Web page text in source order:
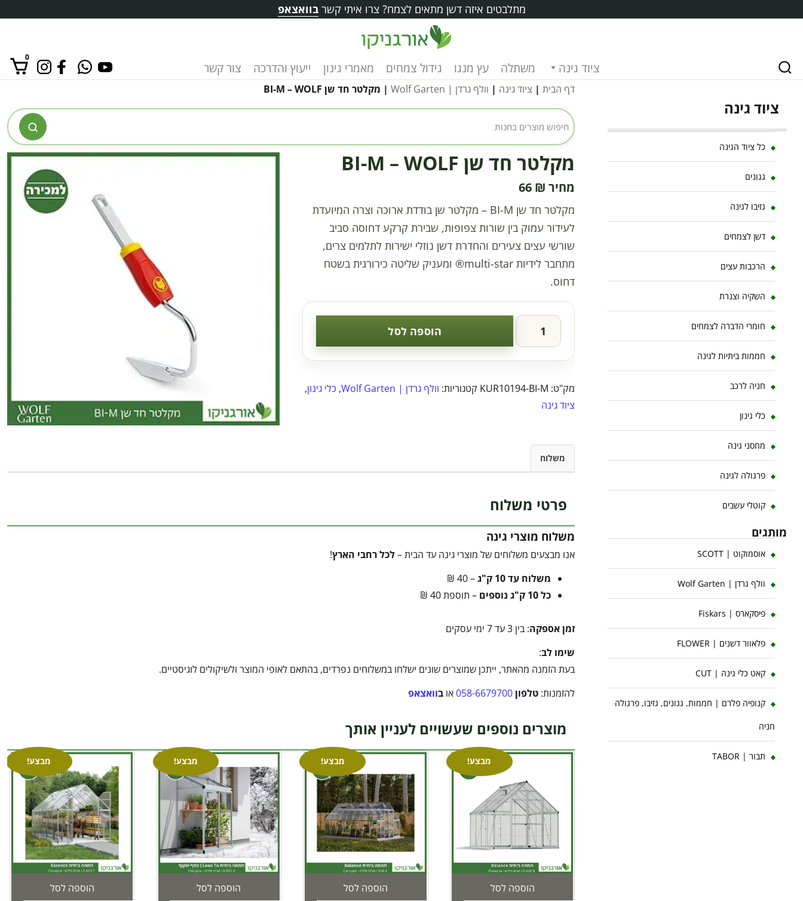
מתלבטים איזה דשן מתאים לצמח? צרו איתי קשרבוואצאפ
ציוד גינה משתלה עץ מנגו גידול צמחים מאמרי גינון ייעוץ והדרכה צור קשר
0
דף הבית| ציוד גינה | וולף גרדן | Wolf Garten | מקלטר חד שן BI-M – WOLF
מקלטר חד שן BI-M – WOLF
66 ₪
מקלטר חד שן BI-M – מקלטר שן בודדת ארוכה וצרה המיועדת
לעידור עמוק בין שורות צפופות, שבירת קרקע דחוסה סביב
שורשי עצים צעירים והחדרת דשן נוזלי ישירות לתלמים צרים,
מתחבר לידיות multi-star® ומעניק שליטה כירורגית בשטח
דחוס.
שן
BI-
WOLF
הוספה לסל
מק"ט: KUR10194-BI-M קטגוריות: וולף גרדן | Wolf Garten , כלי גינון,
ציוד גינה
משלוח
פרטי משלוח
משלוח מוצרי גינה
אנו מבצעים משלוחים של מוצרי גינה עד הבית –לכל רחבי הארץ!
משלוח עד 10 ק"ג
– 40 ₪
כל 10 ק"ג נוספים
– תוספת 40 ₪
זמן אספקה: בין 3 עד 7 ימי עסקים
שימו לב:
בעת הזמנה מהאתר, ייתכן שמוצרים שונים ישלחו במשלוחים נפרדים, בהתאם לאופי המוצר ולשיקולים לוגיסטיים.
להזמנות: טלפון058-6679700או בוואצאפ
מוצרים נוספים שעשויים לעניין אותך
מבצע!
הוספה לסל
מבצע!
הוספה לסל
מבצע!
הוספה לסל
מבצע!
הוספה לסל
ציוד גינה
כל ציוד הגינה
גגונים
גזיבו לגינה
דשן לצמחים
הרכבות עצים
השקיה וצנרת
חומרי הדברה לצמחים
חממות ביתיות לגינה
חניה לרכב
כלי גינון
מחסני גינה
פרגולה לגינה
קוטלי עשבים
מותגים
אוסמוקוט | SCOTT
וולף גרדן | Wolf Garten
פיסקארס | Fiskars
פלאוור דשנים | FLOWER
קאט כלי גינה | CUT
קנופיה פלרם | חממות, גגונים, גזיבו, פרגולה
חניה
תבור | TABOR